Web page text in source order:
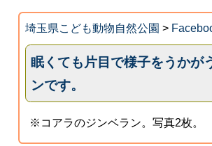
埼玉県こども動物自然公園 >
眠くても片目で様子をうかが
ンです。
※コアラのジンベラン。写真2枚。